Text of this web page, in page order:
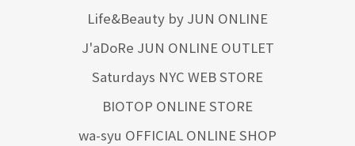
Life&Beauty by JUN ONLINE
J'aDoRe JUN ONLINE OUTLET
Saturdays NYC WEB STORE
BIOTOP ONLINE STORE
wa-syu OFFICIAL ONLINE SHOP